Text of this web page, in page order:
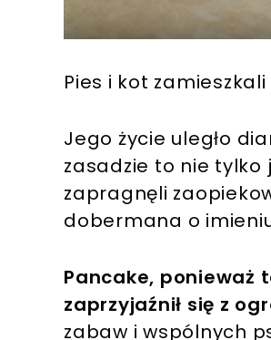
Pies i kot
Jego życie uległo
zasadzie to nie tylko
zapragnęli
dobermana o
Pancake, ponieważ
zaprzyjaźnił się z
zabaw i wspólnych